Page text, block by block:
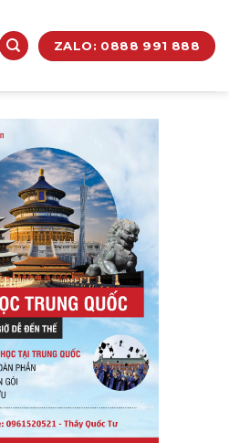
ZALO: 0888 991 888